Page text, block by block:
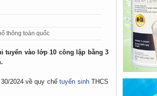
thông toàn quốc
tuyển vào lớp 10 công lập bằng 3
2024 về quy chếtuyển sinhTHCS